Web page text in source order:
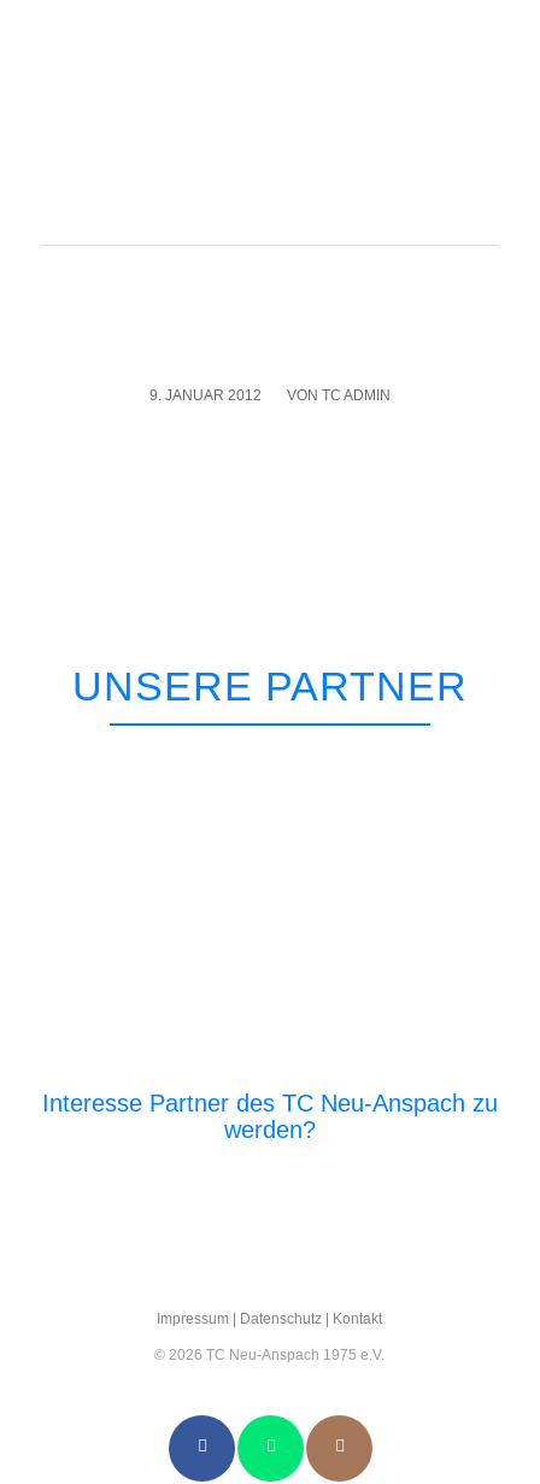
9. JANUAR 2012
/ VON TC ADMIN
UNSERE PARTNER
Interesse Partner des TC Neu-Anspach zu
werden?
Impres­sum Daten­schutz Kon­takt
© 2026 TC Neu-Anspach 1975 e.V.